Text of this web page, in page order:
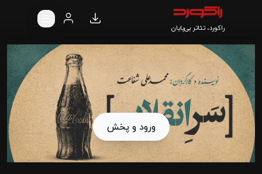
راکورد، تئاتر بی‌پایان
ورود و پخش